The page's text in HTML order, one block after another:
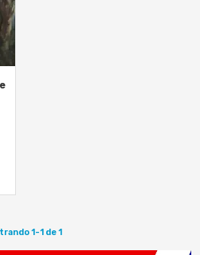
1-1 de 1